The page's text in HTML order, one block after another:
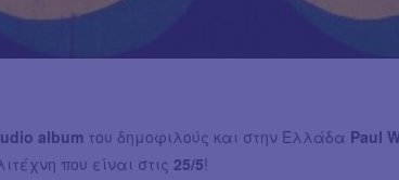
album του δημοφιλούς και στην Ελλάδα Paul
που είναι στις 25/5!